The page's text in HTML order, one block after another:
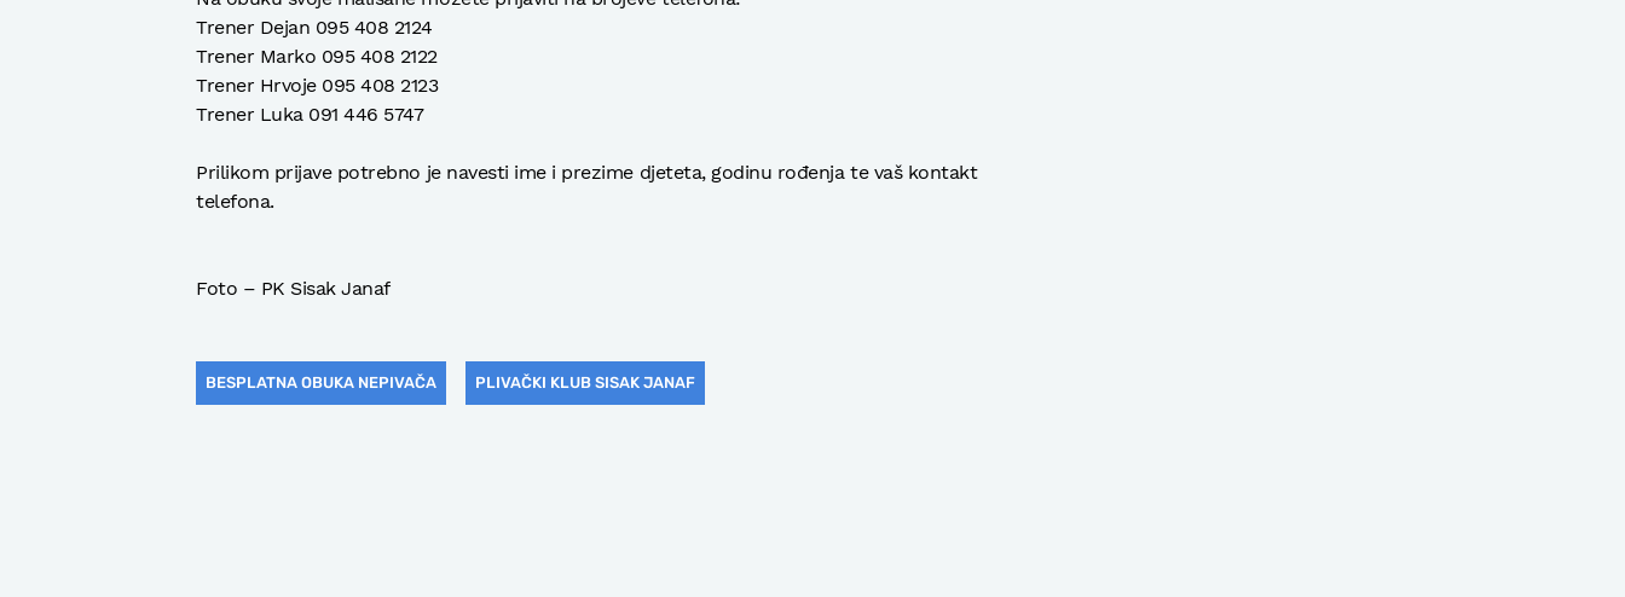
Trener Dejan 095 408 2124
Trener Marko 095 408 2122
Trener Hrvoje 095 408 2123
Trener Luka 091 446 5747
Prilikom prijave potrebno je navesti ime i prezime djeteta, godinu rođenja te vaš kontakt
telefona.
Foto – PK Sisak Janaf
BESPLATNA OBUKA NEPIVAČA PLIVAČKI KLUB SISAK JANAF